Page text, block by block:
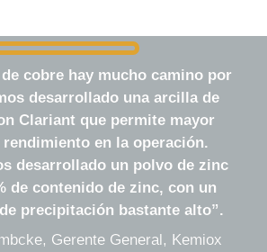
cobre hay mucho camino por
desarrollado una arcilla de
Clariant que permite mayor
en la operación.
desarrollado un polvo de zinc
de contenido de zinc, con un
precipitación bastante alto”.
Gerente General, Kemiox